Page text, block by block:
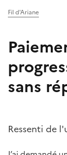
Fil d'Ariane
sans
Ressenti de